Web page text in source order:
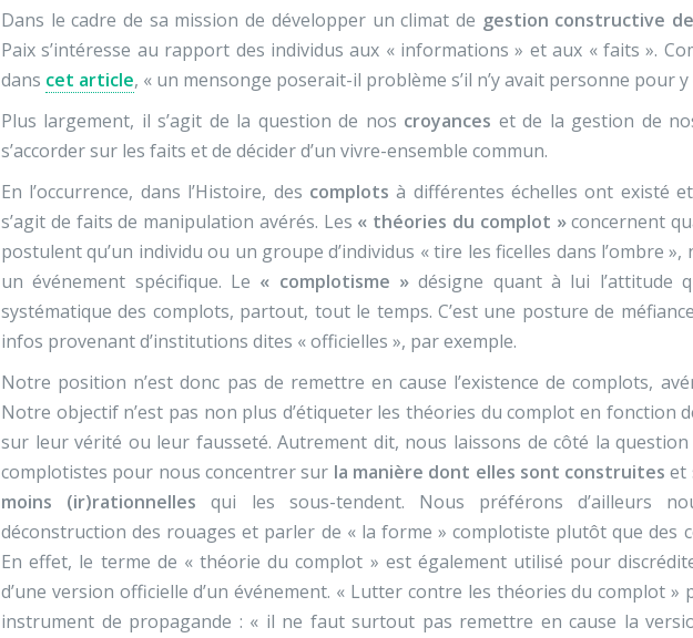
Dans le cadre de sa mission de développer un climat de gestion constructive
Paix s’intéresse au rapport des individus aux « informations » et aux « faits ».
dans cet article, « un mensonge poserait-il problème s’il n’y avait personne pour
Plus largement, il s’agit de la question de nos croyances et de la gestion de
s’accorder sur les faits et de décider d’un vivre-ensemble commun.
En l’occurrence, dans l’Histoire, des complots à différentes échelles ont existé
s’agit de faits de manipulation avérés. Les « théories du complot »concernent
postulent qu’un individu ou un groupe d’individus « tire les ficelles dans l’ombre
un événement spécifique. Le « complotisme » désigne quant à lui l’attitude
systématique des complots, partout, tout le temps. C’est une posture de
infos provenant d’institutions dites « officielles », par exemple.
Notre position n’est donc pas de remettre en cause l’existence de complots,
Notre objectif n’est pas non plus d’étiqueter les théories du complot en fonction
sur leur vérité ou leur fausseté. Autrement dit, nous laissons de côté la question
complotistes pour nous concentrer sur la manière dont elles sont construites et
moins (ir)rationnelles qui les sous-tendent. Nous préférons d’ailleurs
déconstruction des rouages et parler de « la forme » complotiste plutôt que des
En effet, le terme de « théorie du complot » est également utilisé pour
d’une version officielle d’un événement. « Lutter contre les théories du complot
instrument de propagande : « il ne faut surtout pas remettre en cause la